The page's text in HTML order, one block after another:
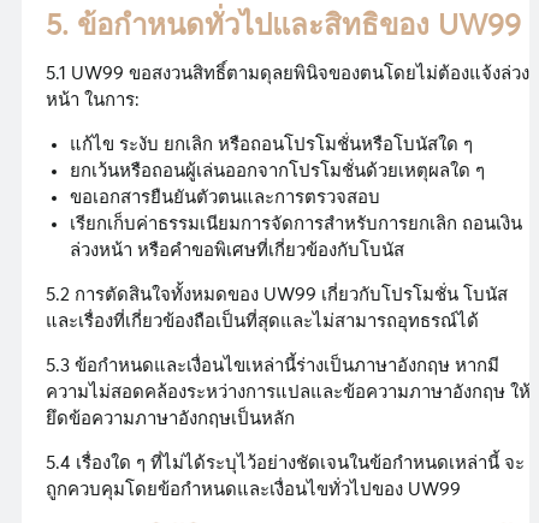
5. ข้อกำหนดทั่วไปและสิทธิของ UW99
5.1 UW99 ขอสงวนสิทธิ์ตามดุลยพินิจของตนโดยไม่ต้องแจ้งล่วง
หน้า ในการ:
แก้ไข ระงับ ยกเลิก หรือถอนโปรโมชั่นหรือโบนัสใด ๆ
ยกเว้นหรือถอนผู้เล่นออกจากโปรโมชั่นด้วยเหตุผลใด ๆ
ขอเอกสารยืนยันตัวตนและการตรวจสอบ
เรียกเก็บค่าธรรมเนียมการจัดการสำหรับการยกเลิก ถอนเงิน
ล่วงหน้า หรือคำขอพิเศษที่เกี่ยวข้องกับโบนัส
5.2 การตัดสินใจทั้งหมดของ UW99 เกี่ยวกับโปรโมชั่น โบนัส
และเรื่องที่เกี่ยวข้องถือเป็นที่สุดและไม่สามารถอุทธรณ์ได้
5.3 ข้อกำหนดและเงื่อนไขเหล่านี้ร่างเป็นภาษาอังกฤษ หากมี
ความไม่สอดคล้องระหว่างการแปลและข้อความภาษาอังกฤษ ให้
ยึดข้อความภาษาอังกฤษเป็นหลัก
5.4 เรื่องใด ๆ ที่ไม่ได้ระบุไว้อย่างชัดเจนในข้อกำหนดเหล่านี้ จะ
ถูกควบคุมโดยข้อกำหนดและเงื่อนไขทั่วไปของ UW99